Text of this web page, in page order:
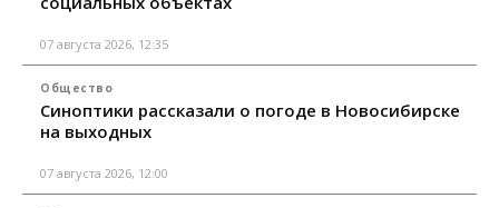
07 августа 2026, 12:35
Общество
Синоптики рассказали о погоде в Новосибирске
на выходных
07 августа 2026, 12:00